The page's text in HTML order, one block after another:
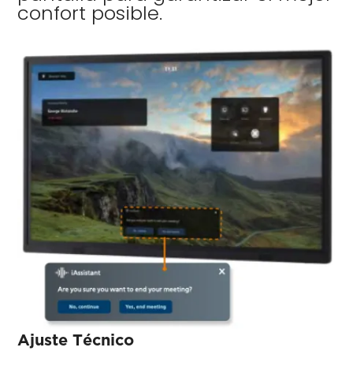
confort posible.
Ajuste Técnico